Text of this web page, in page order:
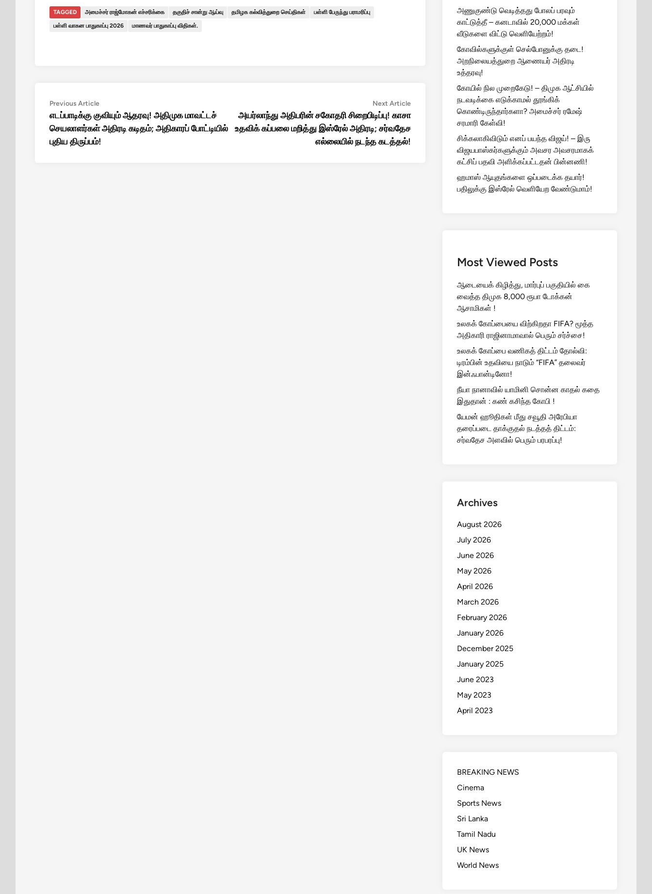
TAGGED அமைச்சர் ராஜ்மோகன் எச்சரிக்கை தகுதிச் சான்று ஆய்வு தமிழக கல்வித்துறை செய்திகள்
பள்ளி பேருந்து பராமரிப்பு
பள்ளி வாகன பாதுகாப்பு 2026
மாணவர் பாதுகாப்பு விதிகள்.
Post
navigation
Previous ArticlePrevious
article:
எடப்பாடிக்கு குவியும் ஆதரவு! அதிமுக மாவட்டச்
செயலாளர்கள் அதிரடி கடிதம்; அதிகாரப் போட்டியில்
புதிய திருப்பம்!
Next ArticleNext
article:
அயர்லாந்து அதிபரின் சகோதரி சிறைபிடிப்பு! காசா
உதவிக் கப்பலை மறித்து இஸ்ரேல் அதிரடி; சர்வதேச
எல்லையில் நடந்த கடத்தல்!
அணுகுண்டு வெடித்தது போலப் பரவும்
காட்டுத்தீ – கனடாவில் 20,000 மக்கள்
வீடுகளை விட்டு வெளியேற்றம்!
கோவில்களுக்குள் செல்போனுக்கு தடை!
அறநிலையத்துறை ஆணையர் அதிரடி
உத்தரவு!
கோயில் நில முறைகேடு! – திமுக ஆட்சியில்
நடவடிக்கை எடுக்காமல் தூங்கிக்
கொண்டிருந்தார்களா? அமைச்சர் ரமேஷ்
சரமாரி கேள்வி!
சிக்கலாகிவிடும் எனப் பயந்த விஜய்! – இரு
விஜயபாஸ்கர்களுக்கும் அவசர அவசரமாகக்
கட்சிப் பதவி அளிக்கப்பட்டதன் பின்னணி!
ஹமாஸ் ஆயுதங்களை ஒப்படைக்க தயார்!
பதிலுக்கு இஸ்ரேல் வெளியேற வேண்டுமாம்!
Most Viewed Posts
ஆடையைக் கிழித்து, மார்புப் பகுதியில் கை
வைத்த திமுக 8,000 ரூபா டோக்கன்
ஆசாமிகள் !
உலகக் கோப்பையை விற்கிறதா FIFA? மூத்த
அதிகாரி ராஜினாமாவால் பெரும் சர்ச்சை!
உலகக் கோப்பை வணிகத் திட்டம் தோல்வி:
டிரம்பின் உதவியை நாடும் “FIFA” தலைவர்
இன்ஃபான்டினோ!
நீயா நானாவில் யாமினி சொன்ன காதல் கதை
இதுதான் : கண் கசிந்த கோபி !
யேமன் ஹூதிகள் மீது சவூதி அரேபியா
தரைப்படை தாக்குதல் நடத்தத் திட்டம்:
சர்வதேச அளவில் பெரும் பரபரப்பு!
Archives
August 2026
July 2026
June 2026
May 2026
April 2026
March 2026
February 2026
January 2026
December 2025
January 2025
June 2023
May 2023
April 2023
BREAKING NEWS
Cinema
Sports News
Sri Lanka
Tamil Nadu
UK News
World News